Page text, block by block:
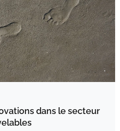
dans le secteur